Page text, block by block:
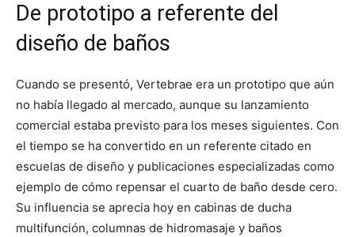
De prototipo a referente del
diseño de baños
Cuando se presentó, Vertebrae era un prototipo que aún
no había llegado al mercado, aunque su lanzamiento
comercial estaba previsto para los meses siguientes. Con
el tiempo se ha convertido en un referente citado en
escuelas de diseño y publicaciones especializadas como
ejemplo de cómo repensar el cuarto de baño desde cero.
Su influencia se aprecia hoy en cabinas de ducha
multifunción, columnas de hidromasaje y baños